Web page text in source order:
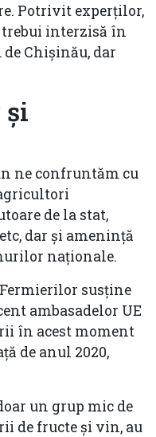
Potrivit experților,
interzisă în
Chişinău, dar
şi
ne confruntăm cu
de la stat,
dar şi ameninţă
naționale.
susţine
ambasadelor UE
în acest moment
de anul 2020,
un grup mic de
de fructe și vin, au